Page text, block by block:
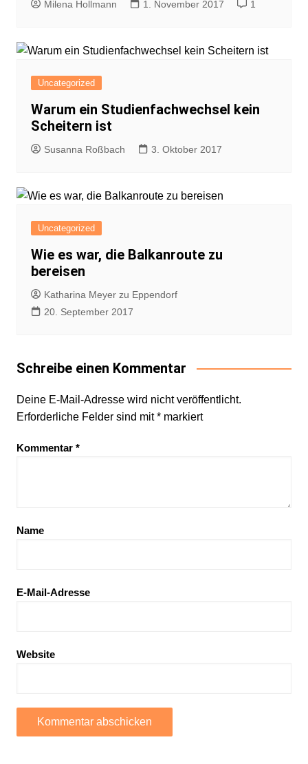
Milena Hollmann 1. November 2017 1
Uncategorized
Warum ein Studienfachwechsel kein
Scheitern ist
Susanna Roßbach 3. Oktober 2017
Uncategorized
Wie es war, die Balkanroute zu
bereisen
Katharina Meyer zu Eppendorf
20. September 2017
Schreibe einen Kommentar
Deine E-Mail-Adresse wird nicht veröffentlicht.
Erforderliche Felder sind mit*markiert
Kommentar *
Name
E-Mail-Adresse
Website